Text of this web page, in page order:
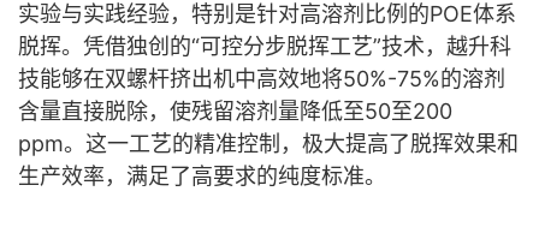
实验与实践经验，特别是针对高溶剂比例的POE体系
脱挥。凭借独创的“可控分步脱挥工艺”技术，越升科
技能够在双螺杆挤出机中高效地将50%-75%的溶剂
含量直接脱除，使残留溶剂量降低至50至200
ppm。这一工艺的精准控制，极大提高了脱挥效果和
生产效率，满足了高要求的纯度标准。